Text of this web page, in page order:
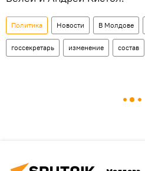
Политика Новости В Молдове
госсекретарь изменение состав